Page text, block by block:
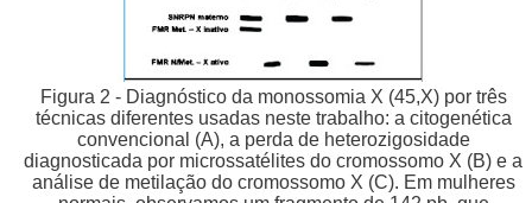
Figura 2 - Diagnóstico da monossomia X (45,X) por três
técnicas diferentes usadas neste trabalho: a citogenética
convencional (A), a perda de heterozigosidade
diagnosticada por microssatélites do cromossomo X (B) e a
análise de metilação do cromossomo X (C). Em mulheres